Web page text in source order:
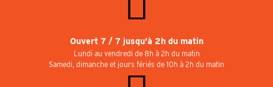
Ouvert 7 / 7 jusqu'à 2h du matin
Lundi au vendredi de 8h à 2h du matin
Samedi, dimanche et jours fériés de 10h à 2h du matin